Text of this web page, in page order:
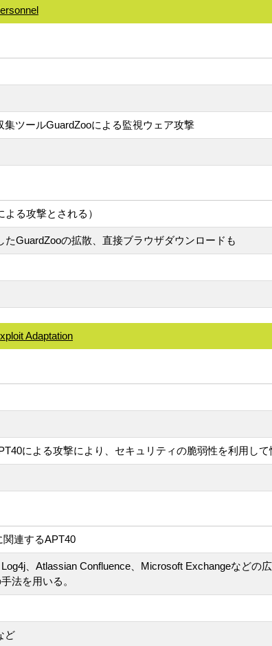
ツールGuardZooによる監視ウェア攻撃
る攻撃とされる）
GuardZooの拡散、直接ブラウザダウンロードも
Adaptation
による攻撃により、セキュリティの脆弱性を利用して
連するAPT40
、Atlassian Confluence、Microsoft Exchangeなど
法を用いる。
ど